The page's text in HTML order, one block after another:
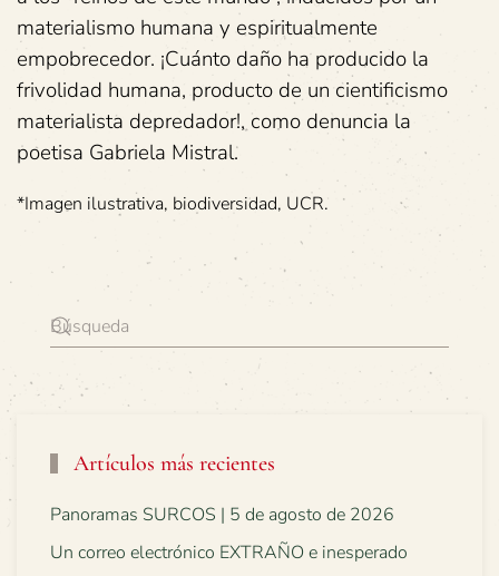
materialismo humana y espiritualmente
empobrecedor. ¡Cuánto daño ha producido la
frivolidad humana, producto de un cientificismo
materialista depredador!, como denuncia la
poetisa Gabriela Mistral.
*Imagen ilustrativa, biodiversidad, UCR.
Artículos más recientes
Panoramas SURCOS | 5 de agosto de 2026
Un correo electrónico EXTRAÑO e inesperado